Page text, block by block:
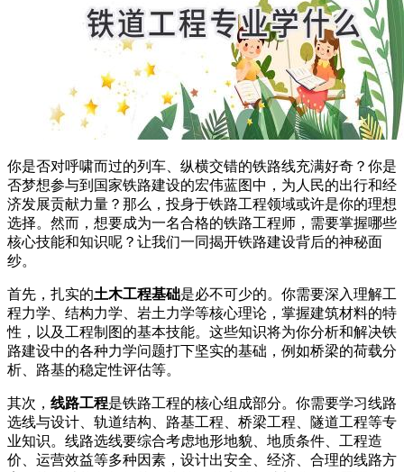
你是否对呼啸而过的列车、纵横交错的铁路线充满好奇？你是
否梦想参与到国家铁路建设的宏伟蓝图中，为人民的出行和经
济发展贡献力量？那么，投身于铁路工程领域或许是你的理想
选择。然而，想要成为一名合格的铁路工程师，需要掌握哪些
核心技能和知识呢？让我们一同揭开铁路建设背后的神秘面
纱。
首先，扎实的土木工程基础是必不可少的。你需要深入理解工
程力学、结构力学、岩土力学等核心理论，掌握建筑材料的特
性，以及工程制图的基本技能。这些知识将为你分析和解决铁
路建设中的各种力学问题打下坚实的基础，例如桥梁的荷载分
析、路基的稳定性评估等。
其次， 线路工程是铁路工程的核心组成部分。你需要学习线路
选线与设计、轨道结构、路基工程、桥梁工程、隧道工程等专
业知识。线路选线要综合考虑地形地貌、地质条件、工程造
价、运营效益等多种因素，设计出安全、经济、合理的线路方